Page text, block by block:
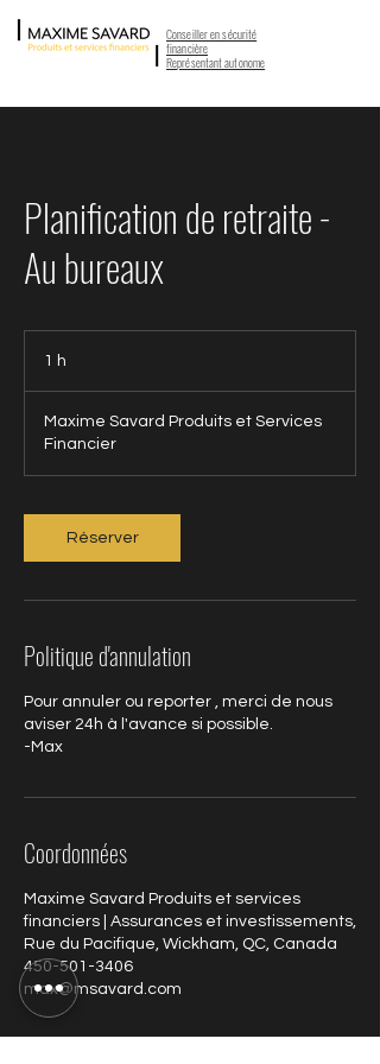
Conseiller en sécurité
financière
Représentant autonome
Planification de retraite -
Au bureaux
1 h
Maxime Savard Produits et Services
Financier
Réserver
Politique d'annulation
Pour annuler ou reporter , merci de nous
aviser 24h à l'avance si possible.
-Max
Coordonnées
Maxime Savard Produits et services
financiers | Assurances et investissements,
Rue du Pacifique, Wickham, QC, Canada
450-501-3406
max@msavard.com